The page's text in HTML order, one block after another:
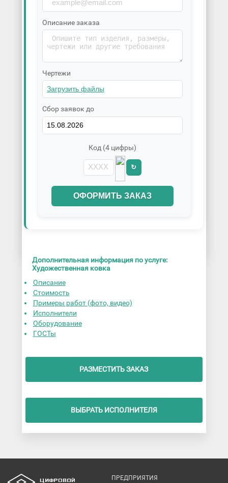
Описание заказа
Чертежи
Сбор заявок до
Код (4 цифры)
↻
ОФОРМИТЬ ЗАКАЗ
Дополнительная информация по услуге:
Художественная ковка
Описание
Стоимость
Примеры работ (фото, видео)
Исполнители
Оборудование
ГОСТы
РАЗМЕСТИТЬ ЗАКАЗ
ВЫБРАТЬ ИСПОЛНИТЕЛЯ
ПРЕДПРИЯТИЯ